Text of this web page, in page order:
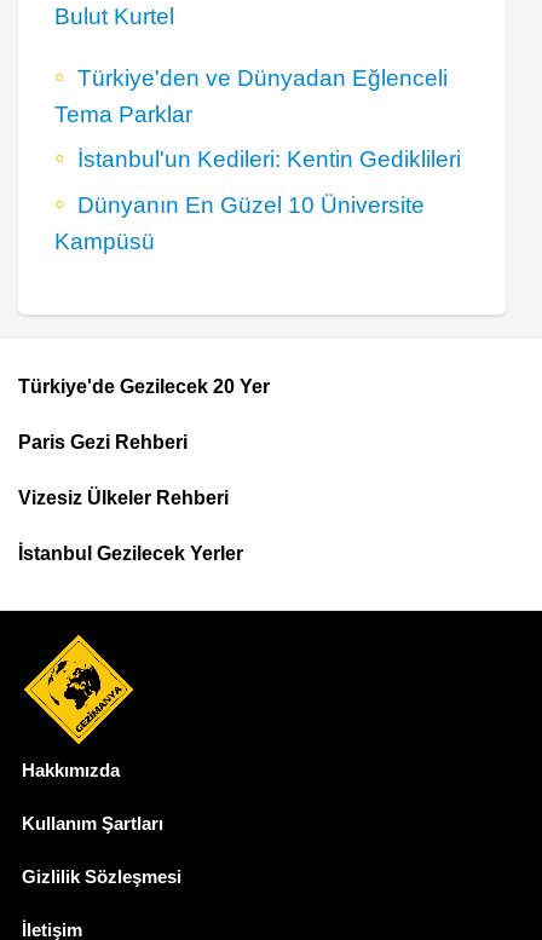
Bulut Kurtel
Türkiye'den ve Dünyadan Eğlenceli
Tema Parklar
İstanbul'un Kedileri: Kentin Gediklileri
Dünyanın En Güzel 10 Üniversite
Kampüsü
Top
Menu
Türkiye'de Gezilecek 20 Yer
Paris Gezi Rehberi
Vizesiz Ülkeler Rehberi
İstanbul Gezilecek Yerler
Hakkımızda
Kullanım Şartları
Gizlilik Sözleşmesi
İletişim